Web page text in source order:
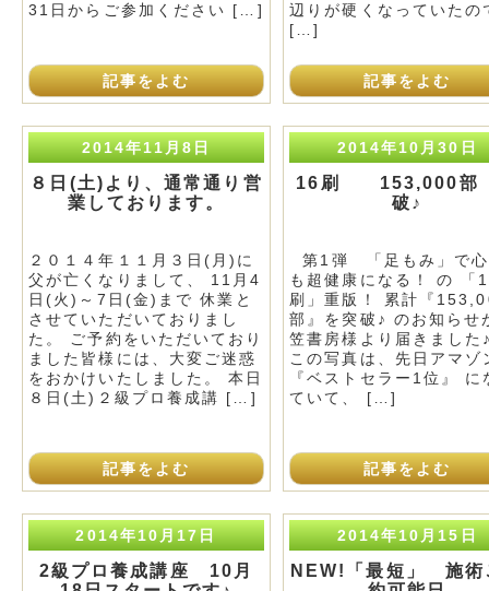
31日からご参加ください […]
記事をよむ
辺りが硬くなっていたの
[…]
記事をよむ
2014年11月8日
８日(土)より、通常通り営
業しております。
２０１４年１１月３日(月)に
父が亡くなりまして、 11月4
日(火)～7日(金)まで 休業と
させていただいておりまし
た。 ご予約をいただいており
ました皆様には、大変ご迷惑
をおかけいたしました。 本日
８日(土)２級プロ養成講 […]
記事をよむ
2014年10月30日
16刷 153,000部
破♪
第1弾 「足もみ」で
も超健康になる！ の 「
刷」重版！ 累計『
部』を突破♪ のお知らせ
笠書房様より届きまし
この写真は、先日アマゾ
『ベストセラー1位』 に
ていて、 […]
記事をよむ
2014年10月17日
2級プロ養成講座 10月
2014年10月15日
NEW!「最短」 施術